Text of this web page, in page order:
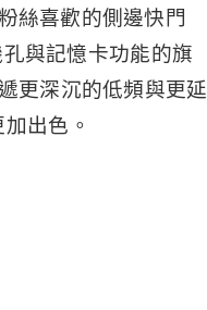
絲喜歡的側邊快門
與記憶卡功能的旗
更深沉的低頻與更延
出色。